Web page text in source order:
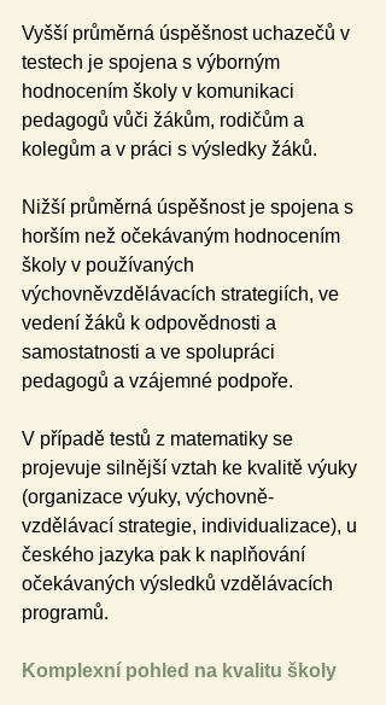
Vyšší průměrná úspěšnost uchazečů v
testech je spojena s výborným
hodnocením školy v komunikaci
pedagogů vůči žákům, rodičům a
kolegům a v práci s výsledky žáků.
Nižší průměrná úspěšnost je spojena s
horším než očekávaným hodnocením
školy v používaných
výchovněvzdělávacích strategiích, ve
vedení žáků k odpovědnosti a
samostatnosti a ve spolupráci
pedagogů a vzájemné podpoře.
V případě testů z matematiky se
projevuje silnější vztah ke kvalitě výuky
(organizace výuky, výchovně-
vzdělávací strategie, individualizace), u
českého jazyka pak k naplňování
očekávaných výsledků vzdělávacích
programů.
Komplexní pohled na kvalitu školy